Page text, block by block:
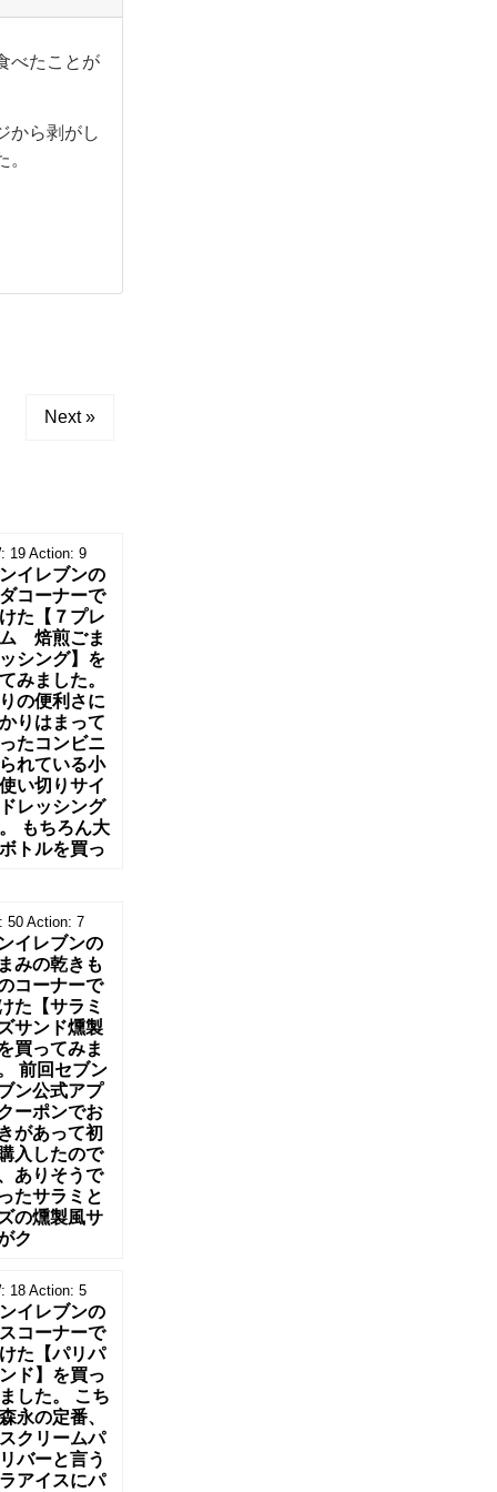
べたことが
から剥がし
Next »
19 Action: 9
イレブンの
コーナーで
た【７プレ
ム 焙煎ごま
ッシング】を
みました。
の便利さに
りはまって
たコンビニ
れている小
い切りサイ
レッシング
もちろん大
トルを買っ
50 Action: 7
イレブンの
みの乾きも
コーナーで
た【サラミ
サンド燻製
買ってみま
前回セブン
ン公式アプ
ーポンでお
があって初
入したので
ありそうで
たサラミと
の燻製風サ
ク
18 Action: 5
イレブンの
コーナーで
た【パリパ
ド】を買っ
した。 こち
永の定番、
クリームパ
バーと言う
アイスにパ